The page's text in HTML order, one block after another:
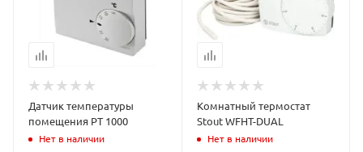
Датчик температуры
помещения PT 1000
Нет в наличии
Комнатный термостат
Stout WFHT-DUAL
Нет в наличии